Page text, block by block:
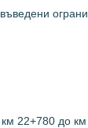
22+780 до